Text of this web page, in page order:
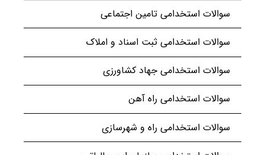
سوالات استخدامی تامین اجتماعی
سوالات استخدامی ثبت اسناد و املاک
سوالات استخدامی جهاد کشاورزی
سوالات استخدامی راه آهن
سوالات استخدامی راه و شهرسازی